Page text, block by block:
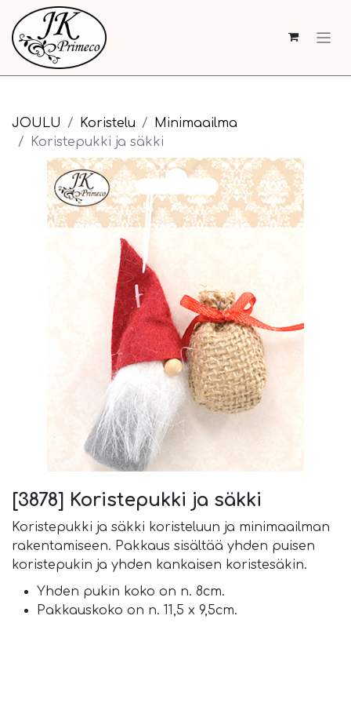
JOULU Koristelu
Minimaailma
Koristepukki ja säkki
[3878] Koristepukki ja säkki
Koristepukki ja säkki koristeluun ja minimaailman
rakentamiseen. Pakkaus sisältää yhden puisen
koristepukin ja yhden kankaisen koristesäkin.
Yhden pukin koko on n. 8cm.
Pakkauskoko on n. 11,5 x 9,5cm.